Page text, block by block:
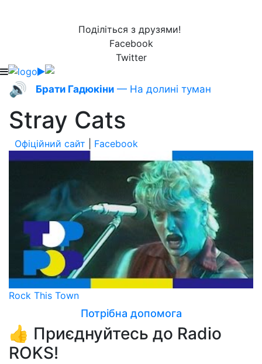
Поділіться з друзями!
Facebook
Twitter
🔊 Брати Гадюкіни — На долині туман
Stray Cats
Офіційний сайт Facebook
Rock This Town
Потрібна допомога
👍 Приєднуйтесь до Radio
ROKS!